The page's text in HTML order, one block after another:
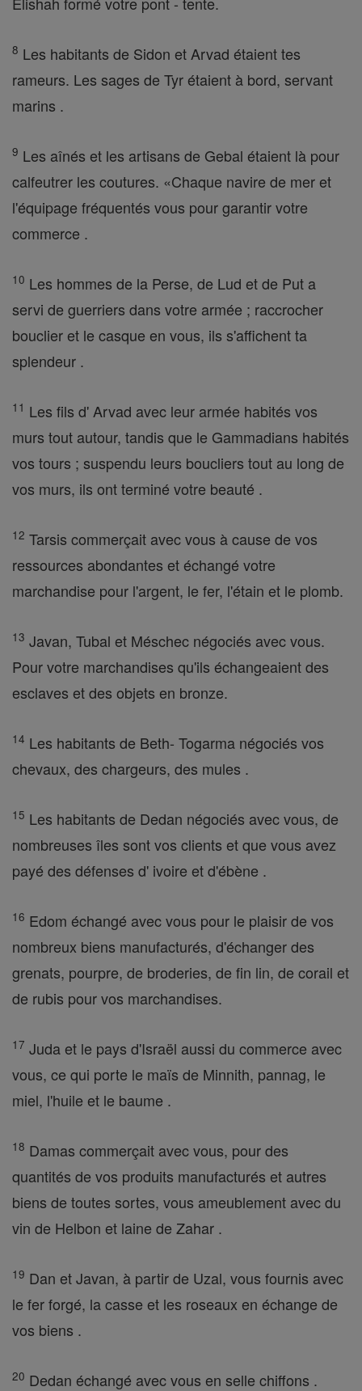
8 Les habitants de Sidon et Arvad étaient tes
rameurs. Les sages de Tyr étaient à bord, servant
marins .
9 Les aînés et les artisans de Gebal étaient là pour
calfeutrer les coutures. «Chaque navire de mer et
l'équipage fréquentés vous pour garantir votre
commerce .
10 Les hommes de la Perse, de Lud et de Put a
servi de guerriers dans votre armée ; raccrocher
bouclier et le casque en vous, ils s'affichent ta
splendeur .
11 Les fils d' Arvad avec leur armée habités vos
murs tout autour, tandis que le Gammadians habités
vos tours ; suspendu leurs boucliers tout au long de
vos murs, ils ont terminé votre beauté .
12 Tarsis commerçait avec vous à cause de vos
ressources abondantes et échangé votre
marchandise pour l'argent, le fer, l'étain et le plomb.
13 Javan, Tubal et Méschec négociés avec vous.
Pour votre marchandises qu'ils échangeaient des
esclaves et des objets en bronze.
14 Les habitants de Beth- Togarma négociés vos
chevaux, des chargeurs, des mules .
15 Les habitants de Dedan négociés avec vous, de
nombreuses îles sont vos clients et que vous avez
payé des défenses d' ivoire et d'ébène .
16 Edom échangé avec vous pour le plaisir de vos
nombreux biens manufacturés, d'échanger des
grenats, pourpre, de broderies, de fin lin, de corail et
de rubis pour vos marchandises.
17 Juda et le pays d'Israël aussi du commerce avec
vous, ce qui porte le maïs de Minnith, pannag, le
miel, l'huile et le baume .
18 Damas commerçait avec vous, pour des
quantités de vos produits manufacturés et autres
biens de toutes sortes, vous ameublement avec du
vin de Helbon et laine de Zahar .
19 Dan et Javan, à partir de Uzal, vous fournis avec
le fer forgé, la casse et les roseaux en échange de
vos biens .
20 Dedan échangé avec vous en selle chiffons .